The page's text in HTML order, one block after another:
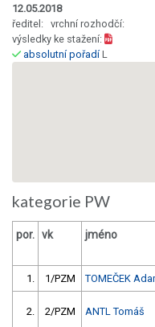
12.05.2018
ředitel: vrchní rozhodčí:
výsledky ke stažení:
absolutní pořadíL
kategorie PW
por. vk jméno
1. 1/PZM TOMEČEK
2. 2/PZM ANTL Tomáš